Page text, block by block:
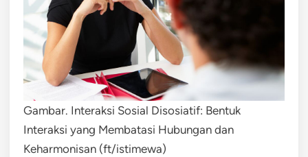
Gambar. Interaksi Sosial Disosiatif: Bentuk
Interaksi yang Membatasi Hubungan dan
Keharmonisan (ft/istimewa)